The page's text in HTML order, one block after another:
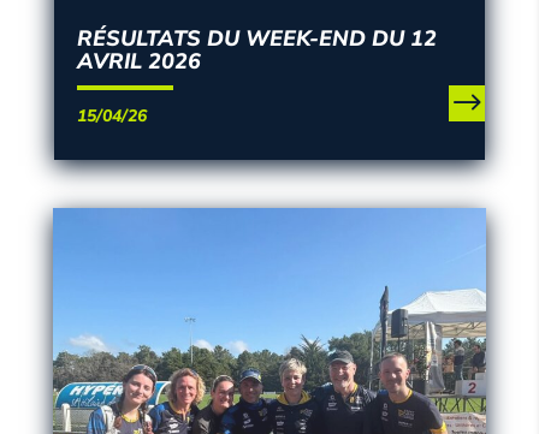
RÉSULTATS DU WEEK-END DU 12
AVRIL 2026
15/04/26